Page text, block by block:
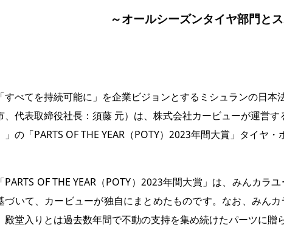
～オールシーズンタイヤ部門と
べてを持続可能に」を企業ビジョンとするミシュランの日
、代表取締役社長：須藤 元）は、株式会社カービューが運営
」の「PARTS OF THE YEAR（POTY）2023年間大賞」タイヤ
OF THE YEAR（POTY）2023年間大賞」は、みんカ
づいて、カービューが独自にまとめたものです。なお、みん
殿堂入りとは過去数年間で不動の支持を集め続けたパーツに贈